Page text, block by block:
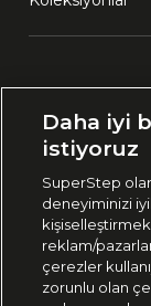
🇹🇷 Türkiye
444 37 36
Daha iyi
istiyoruz
SuperStep
deneyiminizi
reklam/
çerezler
zorunlu olan